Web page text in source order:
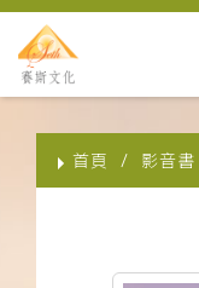
首頁 影音書